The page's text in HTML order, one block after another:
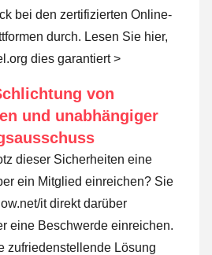
bei den zertifizierten Online-
durch. Lesen Sie hier,
dies garantiert >
von
und unabhängiger
dieser Sicherheiten eine
ein Mitglied einreichen? Sie
it direkt darüber
eine Beschwerde einreichen.
zufriedenstellende Lösung